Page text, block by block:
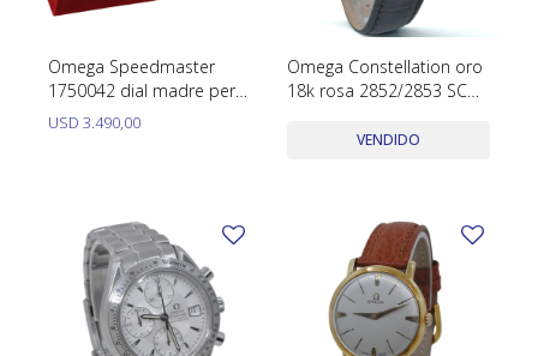
Omega Speedmaster
1750042 dial madre perla
automático 39 mm, 2
mallas y estuche.
USD 3.490,00
Omega Constellation oro
18k rosa 2852/2853 SC
hebilla original oro 18k
VENDIDO